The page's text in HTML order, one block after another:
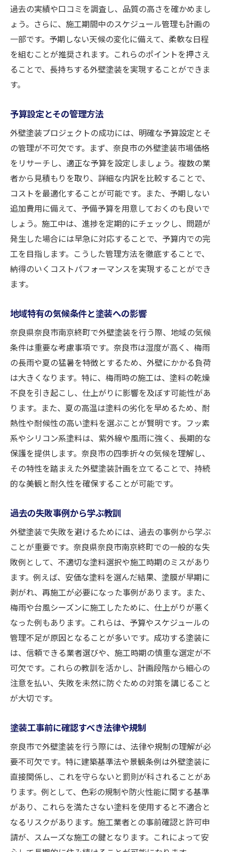
過去の施工事例から信頼性を判断する方法
保証内容とアフターサービスの重要性
奈良市で外壁塗装を成功させるための塗料選び
の秘訣
環境に優しい塗料の選び方
色の選択が建物全体に与える影響
奈良市の気候に適した塗料の特性
塗料選びで失敗しないための専門家の意見
外壁塗装失敗を回避するための施工前の準備と
は
施工前の現地調査の重要性
下地処理とその手順
塗装工事に必要な許可の取得方法
近隣住民への配慮とその方法
施工スケジュールの立て方とその確認
奈良市のプロが教える外壁塗装の重要なチェッ
クポイント
施工中に確認すべき品質基準
チェックリスト作成のポイント
施工途中の進捗確認とその方法
仕上がりの品質保証とその期間
不具合発生時の対処方法
完了後のチェックポイントとその確認方法
外壁塗装のトラブルを避けるための業者とのコ
ミュニケーション術
契約前のコミュニケーションで確認すべき
施工中の定期的な打ち合わせの重要性
トラブル発生時の迅速な対応法
業者へのフィードバックとその伝え方
信頼関係を築くためのコミュニケーション
施工後のフォローアップの重要性
成功した外壁塗装事例から学ぶポイントと注意
点
成功事例に学ぶ塗料選びの基準
過去の成功ケースからの注意点
実際の施工過程における工夫
成功事例に基づく費用対効果の分析
施工後の住み心地の変化と評価
長持ちする外壁塗装を実現するためのメンテナ
ンス方法
定期メンテナンスの頻度とその内容
簡単にできる日常的なケア方法
専門業者による定期点検の利点
外壁塗装を長持ちさせるための環境配慮
異常を早期発見するためのチェックポイン
過去の実績や口コミを調査し、品質の高さを確かめまし
ょう。さらに、施工期間中のスケジュール管理も計画の
一部です。予期しない天候の変化に備えて、柔軟な日程
を組むことが推奨されます。これらのポイントを押さえ
ることで、長持ちする外壁塗装を実現することができま
す。
予算設定とその管理方法
外壁塗装プロジェクトの成功には、明確な予算設定とそ
の管理が不可欠です。まず、奈良市の外壁塗装市場価格
をリサーチし、適正な予算を設定しましょう。複数の業
者から見積もりを取り、詳細な内訳を比較することで、
コストを最適化することが可能です。また、予期しない
追加費用に備えて、予備予算を用意しておくのも良いで
しょう。施工中は、進捗を定期的にチェックし、問題が
発生した場合には早急に対応することで、予算内での完
工を目指します。こうした管理方法を徹底することで、
納得のいくコストパフォーマンスを実現することができ
ます。
地域特有の気候条件と塗装への影響
奈良県奈良市南京終町で外壁塗装を行う際、地域の気候
条件は重要な考慮事項です。奈良市は湿度が高く、梅雨
の長雨や夏の猛暑を特徴とするため、外壁にかかる負荷
は大きくなります。特に、梅雨時の施工は、塗料の乾燥
不良を引き起こし、仕上がりに影響を及ぼす可能性があ
ります。また、夏の高温は塗料の劣化を早めるため、耐
熱性や耐候性の高い塗料を選ぶことが賢明です。フッ素
系やシリコン系塗料は、紫外線や風雨に強く、長期的な
保護を提供します。奈良市の四季折々の気候を理解し、
その特性を踏まえた外壁塗装計画を立てることで、持続
的な美観と耐久性を確保することが可能です。
過去の失敗事例から学ぶ教訓
外壁塗装で失敗を避けるためには、過去の事例から学ぶ
ことが重要です。奈良県奈良市南京終町での一般的な失
敗例として、不適切な塗料選択や施工時期のミスがあり
ます。例えば、安価な塗料を選んだ結果、塗膜が早期に
剥がれ、再施工が必要になった事例があります。また、
梅雨や台風シーズンに施工したために、仕上がりが悪く
なった例もあります。これらは、予算やスケジュールの
管理不足が原因となることが多いです。成功する塗装に
は、信頼できる業者選びや、施工時期の慎重な選定が不
可欠です。これらの教訓を活かし、計画段階から細心の
注意を払い、失敗を未然に防ぐための対策を講じること
が大切です。
塗装工事前に確認すべき法律や規制
奈良市で外壁塗装を行う際には、法律や規制の理解が必
要不可欠です。特に建築基準法や景観条例は外壁塗装に
直接関係し、これを守らないと罰則が科されることがあ
ります。例として、色彩の規制や防火性能に関する基準
があり、これらを満たさない塗料を使用すると不適合と
なるリスクがあります。施工業者との事前確認と許可申
請が、スムーズな施工の鍵となります。これによって安